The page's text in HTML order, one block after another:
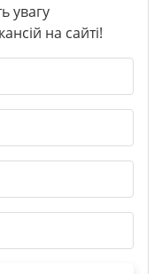
увагу
на сайті!